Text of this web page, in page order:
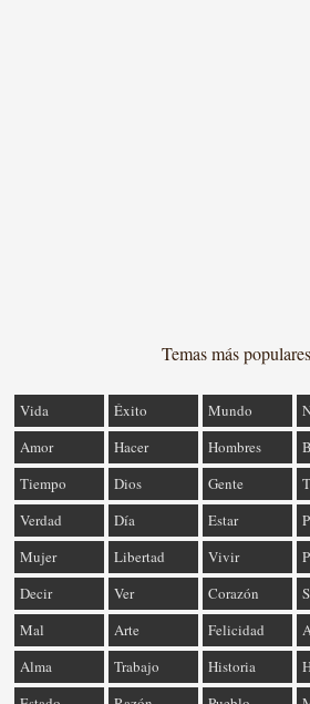
Temas más populares
Vida Éxito Mundo
Amor
Hacer Hombres
Tiempo
Dios Gente
Verdad
Día Estar
Mujer
Libertad Vivir
Decir
Ver Corazón
Mal
Arte Felicidad
Alma
Trabajo Historia